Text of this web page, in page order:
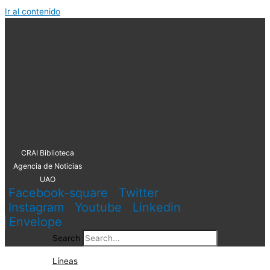
Ir al contenido
CRAI Biblioteca
Agencia de Noticias
UAO
Facebook-square
Twitter
Instagram
Youtube
Linkedin
Envelope
Search
Líneas